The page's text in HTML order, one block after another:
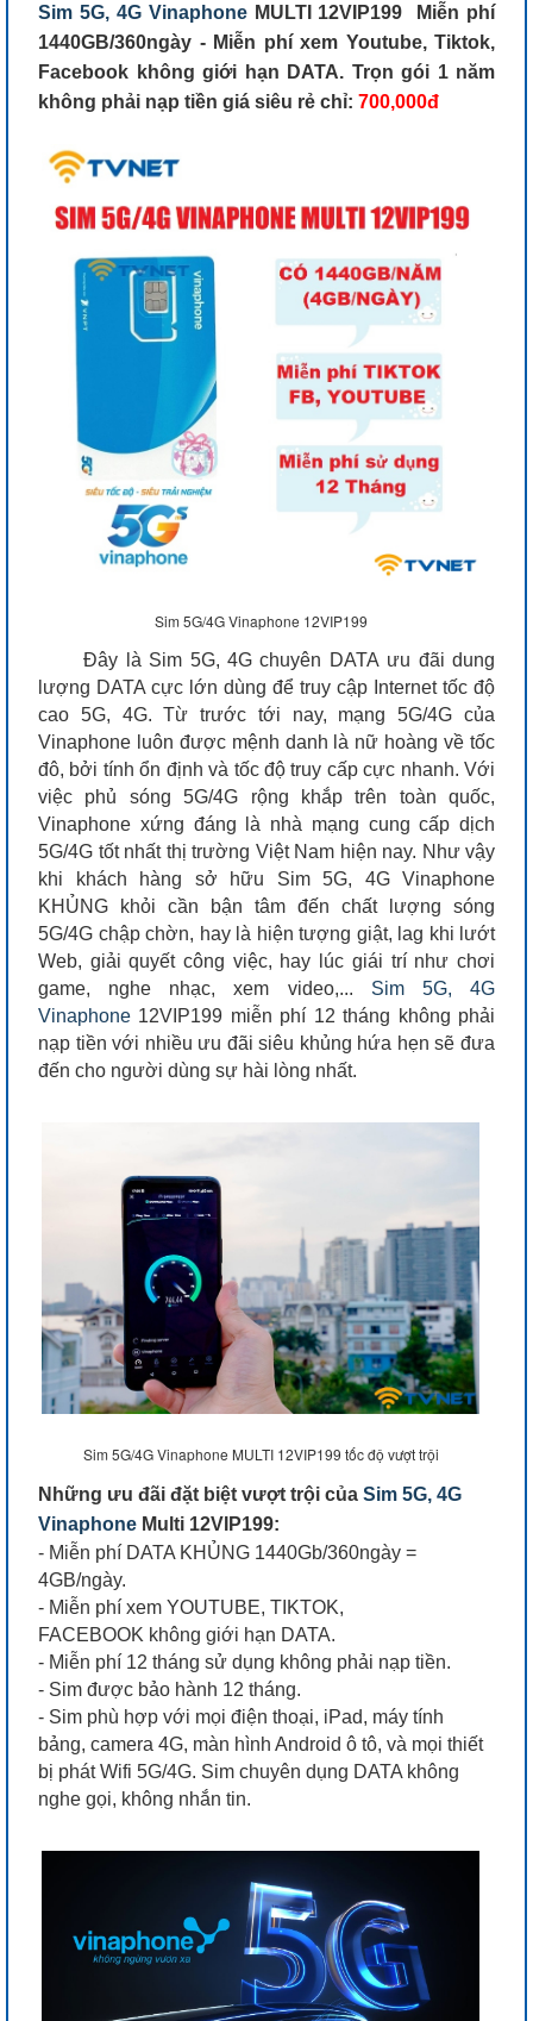
Sim 5G, 4G Vinaphone MULTI 12VIP199 Miễn phí
1440GB/360ngày - Miễn phí xem Youtube, Tiktok,
Facebook không giới hạn DATA. Trọn gói 1 năm
không phải nạp tiền giá siêu rẻ chỉ: 700,000đ
Sim 5G/4G Vinaphone 12VIP199
Đây là Sim 5G, 4G chuyên DATA ưu đãi dung
lượng DATA cực lớn dùng để truy cập Internet tốc độ
cao 5G, 4G. Từ trước tới nay, mạng 5G/4G của
Vinaphone luôn được mệnh danh là nữ hoàng về tốc
đô, bởi tính ổn định và tốc độ truy cấp cực nhanh. Với
việc phủ sóng 5G/4G rộng khắp trên toàn quốc,
Vinaphone xứng đáng là nhà mạng cung cấp dịch
5G/4G tốt nhất thị trường Việt Nam hiện nay. Như vậy
khi khách hàng sở hữu Sim 5G, 4G Vinaphone
KHỦNG khỏi cần bận tâm đến chất lượng sóng
5G/4G chập chờn, hay là hiện tượng giật, lag khi lướt
Web, giải quyết công việc, hay lúc giái trí như chơi
game, nghe nhạc, xem video,... Sim 5G, 4G
Vinaphone 12VIP199 miễn phí 12 tháng không phải
nạp tiền với nhiều ưu đãi siêu khủng hứa hẹn sẽ đưa
đến cho người dùng sự hài lòng nhất.
Sim 5G/4G Vinaphone MULTI 12VIP199 tốc độ vượt trội
Những ưu đãi đặt biệt vượt trội của Sim 5G, 4G
Vinaphone Multi 12VIP199:
- Miễn phí DATA KHỦNG 1440Gb/360ngày =
4GB/ngày.
- Miễn phí xem YOUTUBE, TIKTOK,
FACEBOOK không giới hạn DATA.
- Miễn phí 12 tháng sử dụng không phải nạp tiền.
- Sim được bảo hành 12 tháng.
- Sim phù hợp với mọi điện thoại, iPad, máy tính
bảng, camera 4G, màn hình Android ô tô, và mọi thiết
bị phát Wifi 5G/4G. Sim chuyên dụng DATA không
nghe gọi, không nhắn tin.